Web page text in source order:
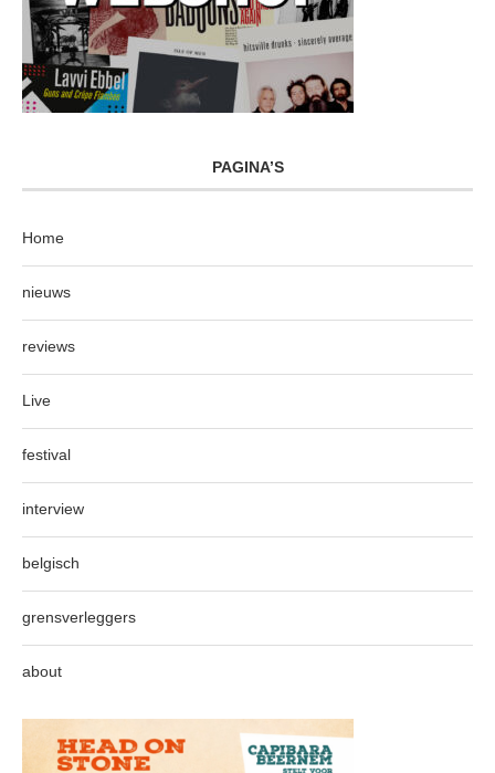
PAGINA’S
Home
nieuws
reviews
Live
festival
interview
belgisch
grensverleggers
about